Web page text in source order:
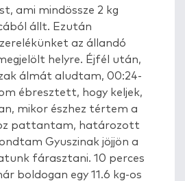
ami mindössze 2 kg
állt. Ezután
az állandó
helyre. Éjfél után,
álmát aludtam, 00:24-
ébresztett, hogy keljek,
mikor észhez tértem a
pattantam, határozott
Gyuszinak jöjjön a
fárasztani. 10 perces
boldogan egy 11.6 kg-os